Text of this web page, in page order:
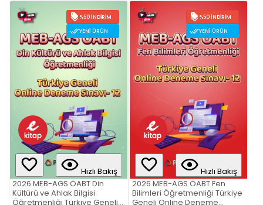
%50 İNDIRIM
YENI ÜRÜN
Hızlı Bakış
2026 MEB-AGS ÖABT Din
Kültürü ve Ahlak Bilgisi
Öğretmenliği Türkiye Geneli
%50 İNDIRIM
YENI ÜRÜN
Hızlı Bakış
2026 MEB-AGS ÖABT Fen
Bilimleri Öğretmenliği Türkiye
Geneli Online Deneme